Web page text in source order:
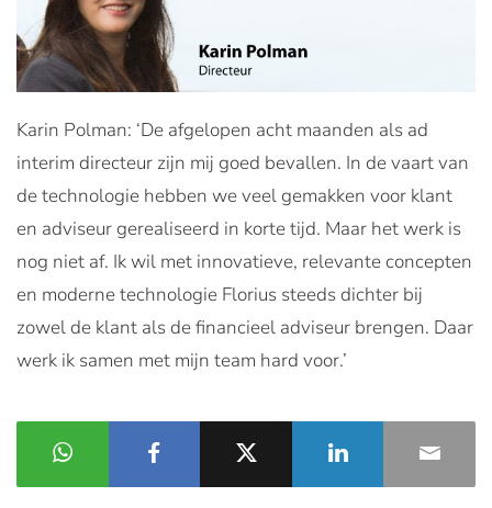
Karin Polman: ‘De afgelopen acht maanden als ad
interim directeur zijn mij goed bevallen. In de vaart van
de technologie hebben we veel gemakken voor klant
en adviseur gerealiseerd in korte tijd. Maar het werk is
nog niet af. Ik wil met innovatieve, relevante concepten
en moderne technologie Florius steeds dichter bij
zowel de klant als de financieel adviseur brengen. Daar
werk ik samen met mijn team hard voor.’